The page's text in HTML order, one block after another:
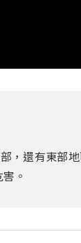
，還有東部
。